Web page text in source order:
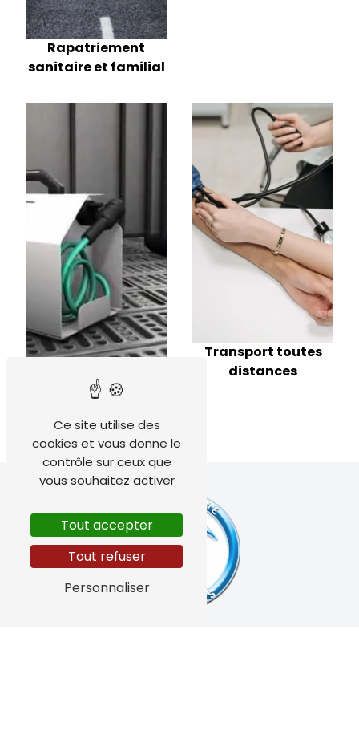
Rapatriement
sanitaire et familial
Transport de
femmes enceintes
Transport toutes
distances
Ce site utilise des
cookies et vous donne le
contrôle sur ceux que
vous souhaitez activer
Tout accepter
Tout refuser
Personnaliser